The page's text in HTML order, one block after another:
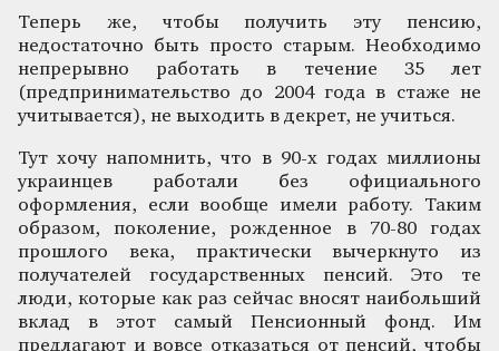
Теперь же, чтобы получить эту пенсию,
недостаточно быть просто старым. Необходимо
непрерывно работать в течение 35 лет
(предпринимательство до 2004 года в стаже не
учитывается), не выходить в декрет, не учиться.
Тут хочу напомнить, что в 90-х годах миллионы
украинцев работали без официального
оформления, если вообще имели работу. Таким
образом, поколение, рожденное в 70-80 годах
прошлого века, практически вычеркнуто из
получателей государственных пенсий. Это те
люди, которые как раз сейчас вносят наибольший
вклад в этот самый Пенсионный фонд. Им
предлагают и вовсе отказаться от пенсий, чтобы